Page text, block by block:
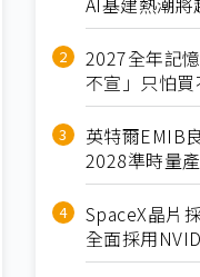
2027全年記
不宣」只怕
英特爾EMIB
2028準時量產
SpaceX晶片
全面採用